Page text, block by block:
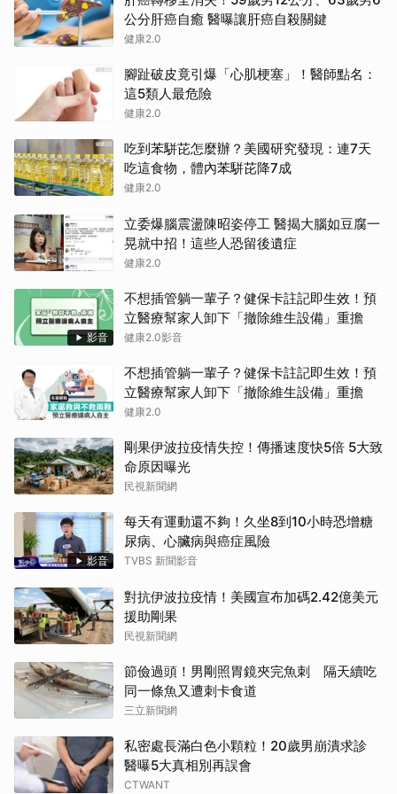
公分肝癌自癒 醫曝讓肝癌自殺關鍵
健康2.0
腳趾破皮竟引爆「心肌梗塞」！醫師點名：
這5類人最危險
健康2.0
吃到苯駢芘怎麼辦？美國研究發現：連7天
吃這食物，體內苯駢芘降7成
健康2.0
立委爆腦震盪陳昭姿停工 醫揭大腦如豆腐一
晃就中招！這些人恐留後遺症
健康2.0
影音
不想插管躺一輩子？健保卡註記即生效！預
立醫療幫家人卸下「撤除維生設備」重擔
健康2.0影音
不想插管躺一輩子？健保卡註記即生效！預
立醫療幫家人卸下「撤除維生設備」重擔
健康2.0
剛果伊波拉疫情失控！傳播速度快5倍 5大致
命原因曝光
民視新聞網
影音
每天有運動還不夠！久坐8到10小時恐增糖
尿病、心臟病與癌症風險
TVBS 新聞影音
對抗伊波拉疫情！美國宣布加碼2.42億美元
援助剛果
民視新聞網
節儉過頭！男剛照胃鏡夾完魚刺 隔天續吃
同一條魚又遭刺卡食道
三立新聞網
私密處長滿白色小顆粒！20歲男崩潰求診
醫曝5大真相別再誤會
CTWANT